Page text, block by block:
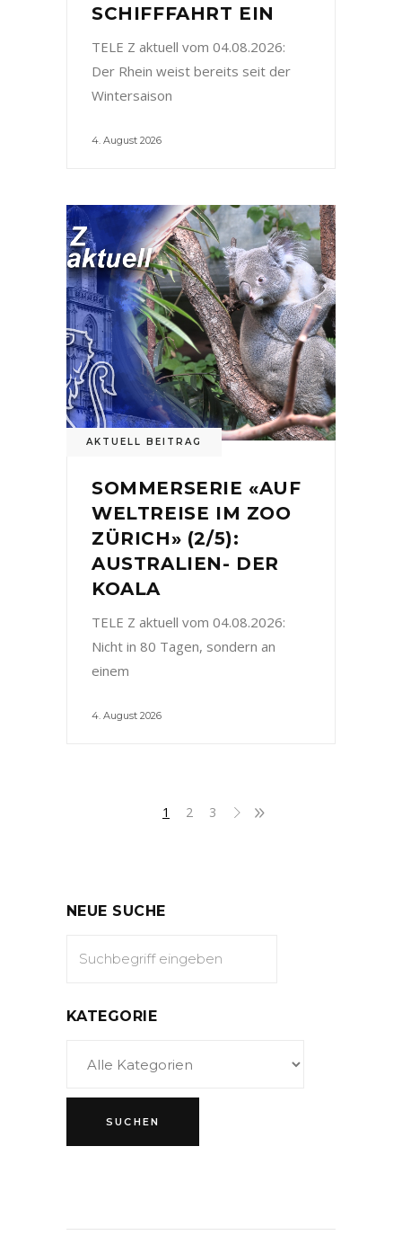
SCHIFFFAHRT EIN
TELE Z aktuell vom 04.08.2026:
Der Rhein weist bereits seit der
Wintersaison
4. August 2026
AKTUELL BEITRAG
SOMMERSERIE «AUF
WELTREISE IM ZOO
ZÜRICH» (2/5):
AUSTRALIEN- DER
KOALA
TELE Z aktuell vom 04.08.2026:
Nicht in 80 Tagen, sondern an
einem
4. August 2026
1 2 3
NEUE SUCHE
KATEGORIE